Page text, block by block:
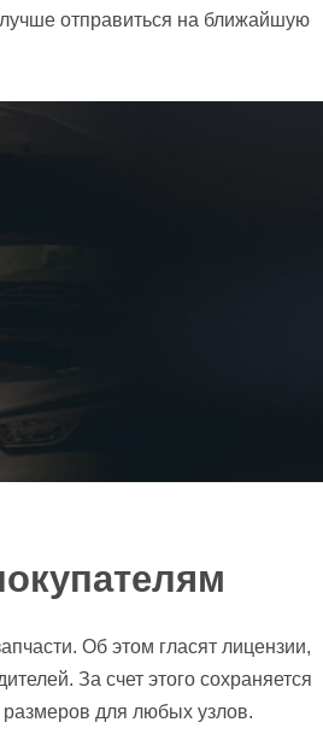
отправиться на ближайшую
Об этом гласят лицензии,
За счет этого сохраняется
размеров для любых узлов.